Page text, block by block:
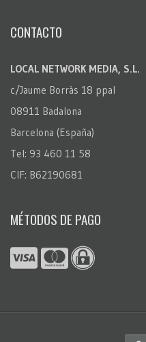
CONTACTO
LOCAL NETWORK MEDIA, S.L.
c/Jaume Borràs 18 ppal
08911 Badalona
Barcelona (España)
Tel: 93 460 11 58
CIF: B62190681
MÉTODOS DE PAGO